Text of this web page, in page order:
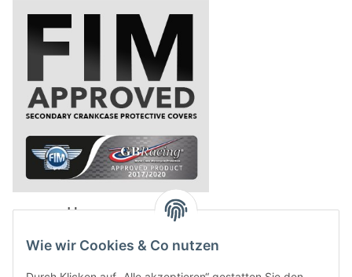
Wie wir Cookies & Co nutzen
powered by